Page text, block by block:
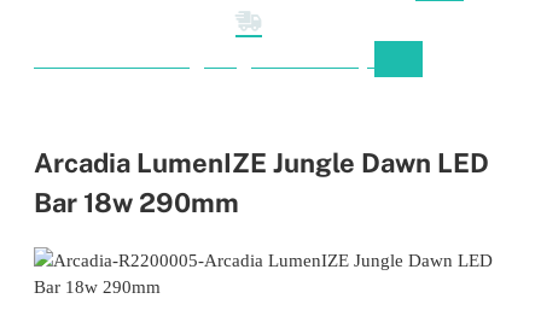
Arcadia LumenIZE Jungle Dawn LED
Bar 18w 290mm